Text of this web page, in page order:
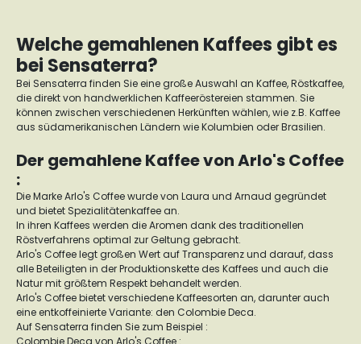
Welche gemahlenen Kaffees gibt es
bei Sensaterra?
Bei Sensaterra finden Sie eine große Auswahl an Kaffee, Röstkaffee,
die direkt von handwerklichen Kaffeeröstereien stammen. Sie
können zwischen verschiedenen Herkünften wählen, wie z.B. Kaffee
aus südamerikanischen Ländern wie Kolumbien oder Brasilien.
Der gemahlene Kaffee von Arlo's Coffee
:
Die Marke Arlo's Coffee wurde von Laura und Arnaud gegründet
und bietet Spezialitätenkaffee an.
In ihren Kaffees werden die Aromen dank des traditionellen
Röstverfahrens optimal zur Geltung gebracht.
Arlo's Coffee legt großen Wert auf Transparenz und darauf, dass
alle Beteiligten in der Produktionskette des Kaffees und auch die
Natur mit größtem Respekt behandelt werden.
Arlo's Coffee bietet verschiedene Kaffeesorten an, darunter auch
eine entkoffeinierte Variante: den Colombie Deca.
Auf Sensaterra finden Sie zum Beispiel :
Colombie Deca von Arlo's Coffee :